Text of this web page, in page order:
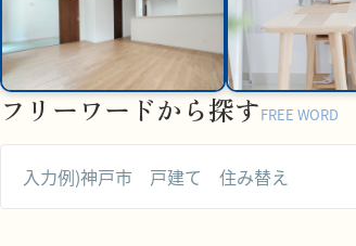
フリーワードから探すFREE WORD